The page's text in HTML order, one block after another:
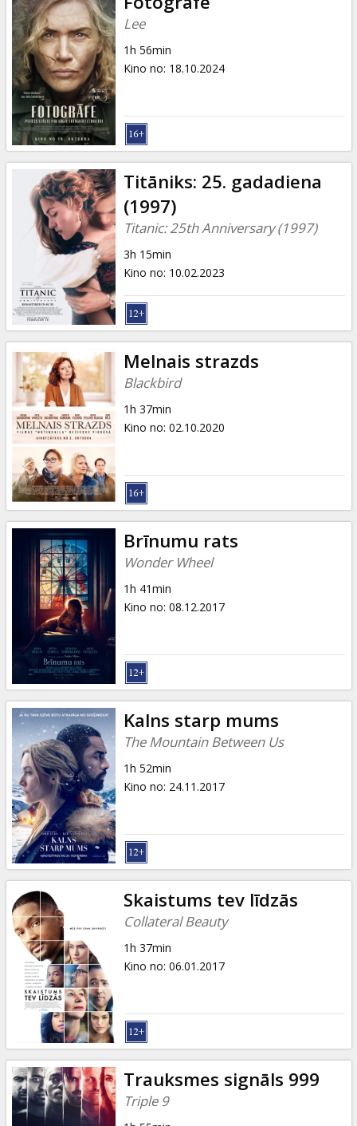
Lee
1h 56min
Kino no: 18.10.2024
Titāniks: 25. gadadiena
(1997)
Titanic: 25th Anniversary (1997)
3h 15min
Kino no: 10.02.2023
Melnais strazds
Blackbird
1h 37min
Kino no: 02.10.2020
Brīnumu rats
Wonder Wheel
1h 41min
Kino no: 08.12.2017
Kalns starp mums
The Mountain Between Us
1h 52min
Kino no: 24.11.2017
Skaistums tev līdzās
Collateral Beauty
1h 37min
Kino no: 06.01.2017
Trauksmes signāls 999
Triple 9